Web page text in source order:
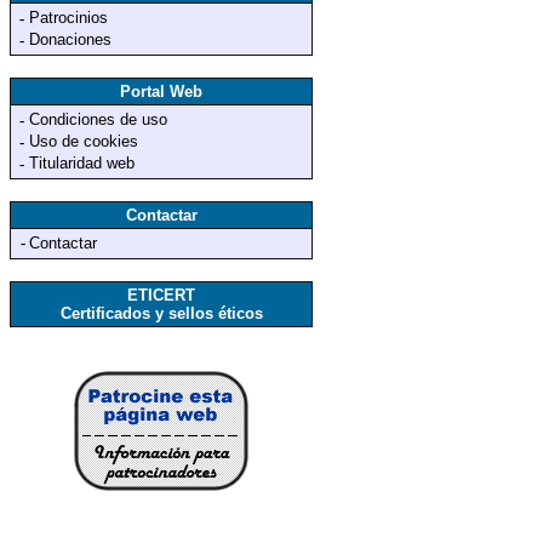
- Patrocinios
- Donaciones
Portal Web
- Condiciones de uso
- Uso de cookies
- Titularidad web
Contactar
- Contactar
ETICERT
Certificados y sellos éticos